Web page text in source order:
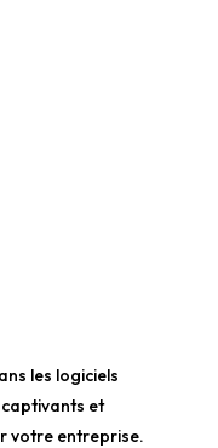
les logiciels
et
votre entreprise.